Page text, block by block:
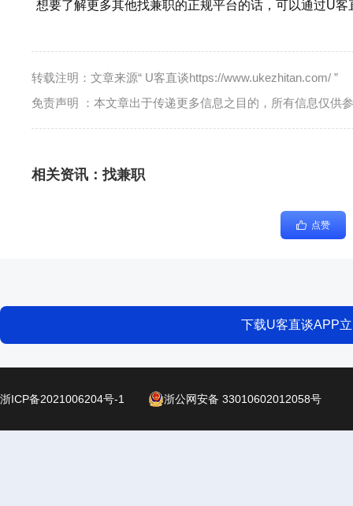
想要了解更多其他找兼职的正规平台的话，可以通过U客
转载注明：文章来源“ U客直谈https://www.ukezhitan.com/ ”
免责声明 ：本文章出于传递更多信息之目的，所有信息仅供
相关资讯： 找兼职
点赞
下载U客直谈APP
浙ICP备2021006204号-1 浙公网安备 33010602012058号